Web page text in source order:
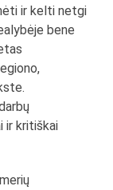
ir kelti netgi
bene
ir kritiškai